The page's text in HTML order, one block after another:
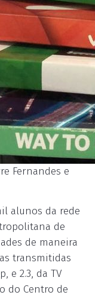
Fernandes e
alunos da rede
de
de maneira
transmitidas
e 2.3, da TV
do Centro de